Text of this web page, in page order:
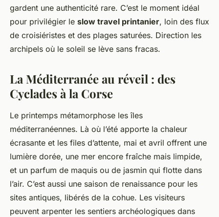
gardent une authenticité rare. C’est le moment idéal
pour privilégier le slow travel printanier, loin des flux
de croisiéristes et des plages saturées. Direction les
archipels où le soleil se lève sans fracas.
La Méditerranée au réveil : des
Cyclades à la Corse
Le printemps métamorphose les îles
méditerranéennes. Là où l’été apporte la chaleur
écrasante et les files d’attente, mai et avril offrent une
lumière dorée, une mer encore fraîche mais limpide,
et un parfum de maquis ou de jasmin qui flotte dans
l’air. C’est aussi une saison de renaissance pour les
sites antiques, libérés de la cohue. Les visiteurs
peuvent arpenter les sentiers archéologiques dans